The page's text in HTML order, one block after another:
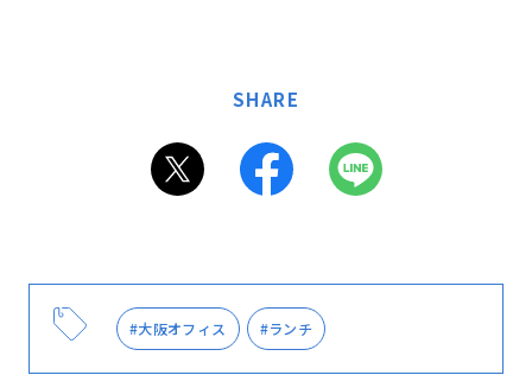
SHARE
#大阪オフィス #ランチ